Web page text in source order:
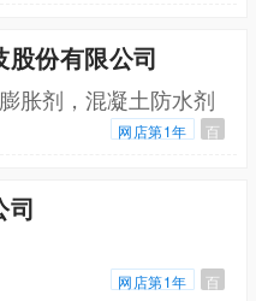
份有限公司
胀剂，混凝土防水剂
网店第1年 百
司
网店第1年 百